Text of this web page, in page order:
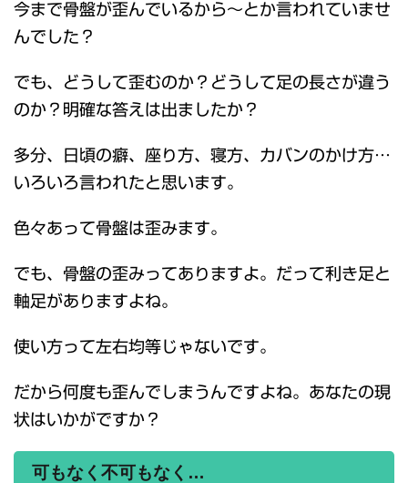
今まで骨盤が歪んでいるから～とか言われていませ
んでした？
でも、どうして歪むのか？どうして足の長さが違う
のか？明確な答えは出ましたか？
多分、日頃の癖、座り方、寝方、カバンのかけ方…
いろいろ言われたと思います。
色々あって骨盤は歪みます。
でも、骨盤の歪みってありますよ。だって利き足と
軸足がありますよね。
使い方って左右均等じゃないです。
だから何度も歪んでしまうんですよね。あなたの現
状はいかがですか？
可もなく不可もなく…